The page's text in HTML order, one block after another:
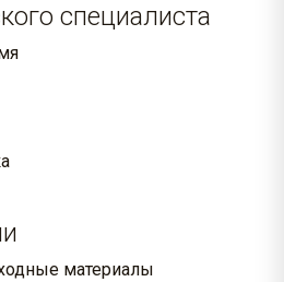
специалиста
материалы